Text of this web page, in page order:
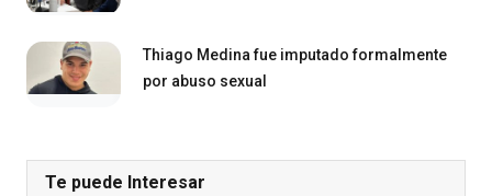
Thiago Medina fue imputado formalmente
por abuso sexual
Te puede Interesar